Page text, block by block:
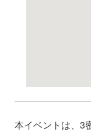
本イベントは、3